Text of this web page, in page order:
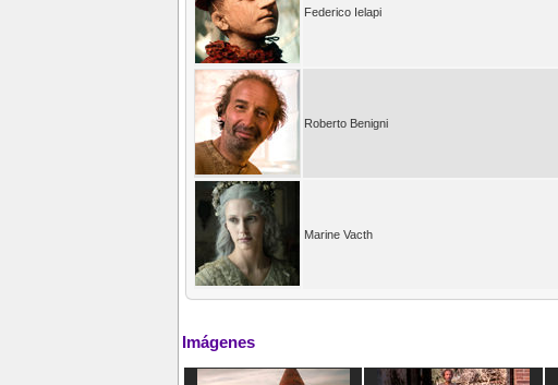
Federico Ielapi
Roberto Benigni
Marine Vacth
Imágenes